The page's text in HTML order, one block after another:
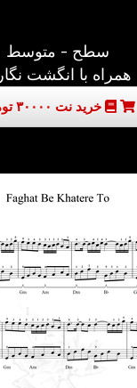
سطح - متوسط
همراه با انگشت نگاری
خرید نت ۳۰۰۰۰ تومان